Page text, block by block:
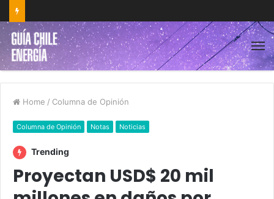
Home / Columna de Opinión
Columna de Opinión Notas Noticias
Trending
Proyectan USD$ 20 mil